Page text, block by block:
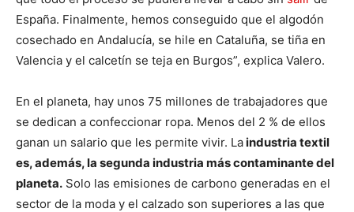
España. Finalmente, hemos conseguido que el algodón
cosechado en Andalucía, se hile en Cataluña, se tiña en
Valencia y el calcetín se teja en Burgos”, explica Valero.
En el planeta, hay unos 75 millones de trabajadores que
se dedican a confeccionar ropa. Menos del 2 % de ellos
ganan un salario que les permite vivir. Laindustria textil
es, además, la segunda industria más contaminante del
planeta. Solo las emisiones de carbono generadas en el
sector de la moda y el calzado son superiores a las que